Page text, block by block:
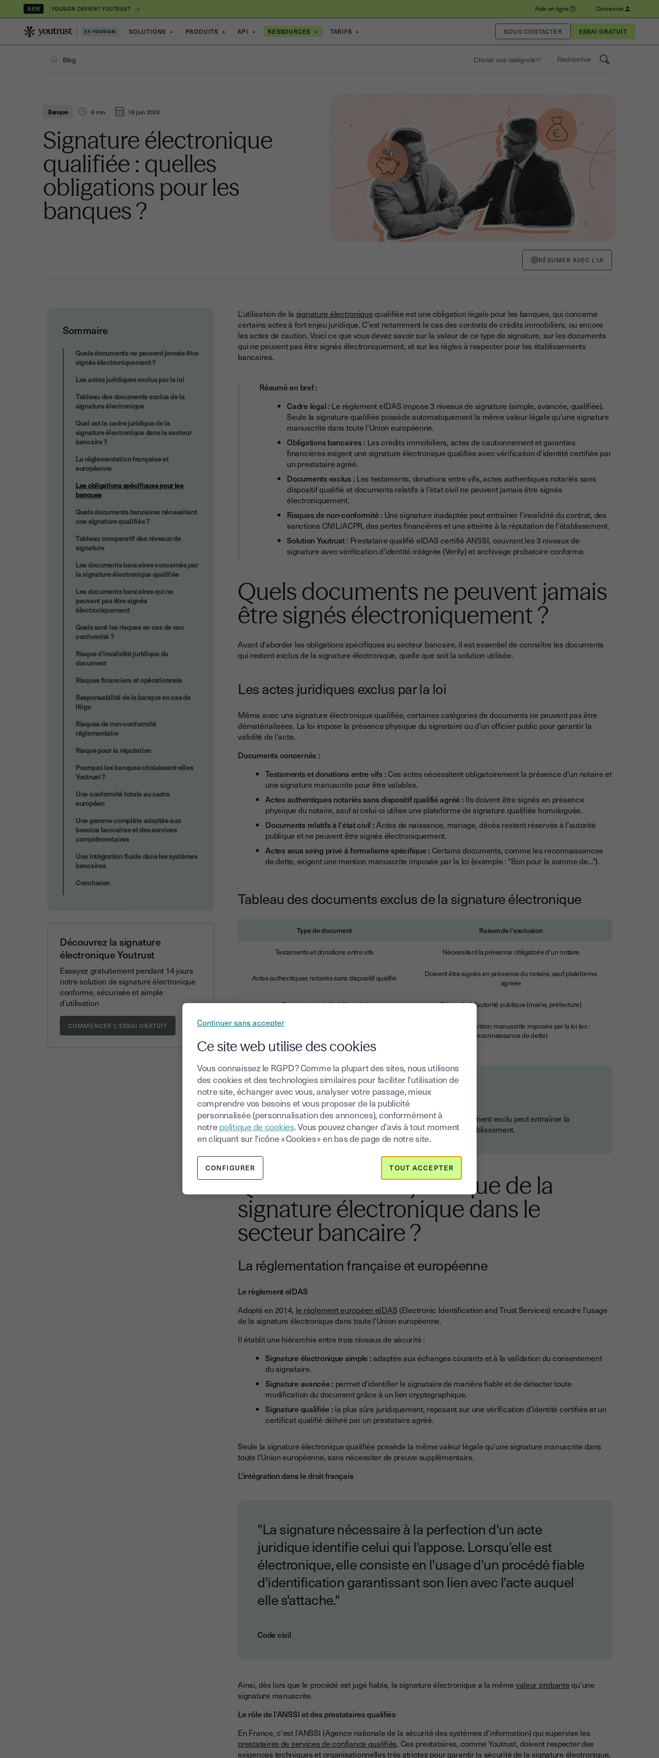
NEW YOUSIGN DEVIENT YOUTRUST Aide en ligne Connexion
SOLUTIONS + PRODUITS + API + RESSOURCES + TARIFS + NOUS CONTACTER
Blog Choisir une catégorie Saisissez un terme pour
Banque 6 min 16 juin 2026
Signature électronique
qualifiée : quelles
obligations pour les
banques ?
RÉSUMER AVEC L'IA
Sommaire
Les obligations spécifiques pour les
banques
Quels documents ne peuvent jamais être
signés électroniquement ?
Les actes juridiques exclus par la loi
Tableau des documents exclus de la
signature électronique
Quel est le cadre juridique de la
signature électronique dans le secteur
bancaire ?
La réglementation française et
européenne
Les obligations spécifiques pour les
banques
Quels documents bancaires nécessitent
une signature qualifiée ?
Tableau comparatif des niveaux de
signature
Les documents bancaires concernés par
la signature électronique qualifiée
Les documents bancaires qui ne
peuvent pas être signés
électroniquement
Quels sont les risques en cas de non
conformité ?
Risque d’invalidité juridique du
document
Risques financiers et opérationnels
Responsabilité de la banque en cas de
litige
Risques de non-conformité
réglementaire
Risque pour la réputation
Pourquoi les banques choisissent-elles
Youtrust ?
Une conformité totale au cadre
européen
Une gamme complète adaptée aux
besoins bancaires et des services
complémentaires
Une intégration fluide dans les systèmes
bancaires
Conclusion
Découvrez la signature
électronique Youtrust
Essayez gratuitement pendant 14 jours
notre solution de signature électronique
conforme, sécurisée et simple
d’utilisation
L'utilisation de la signature électroniquequalifiée est une obligation légale pour les banques, qui concerne
certains actes à fort enjeu juridique. C'est notamment le cas des contrats de crédits immobiliers, ou encore
les actes de caution. Voici ce que vous devez savoir sur la valeur de ce type de signature, sur les documents
qui ne peuvent pas être signés électroniquement, et sur les règles à respecter pour les établissements
bancaires.
Résumé en bref :
Cadre légal : Le règlement eIDAS impose 3 niveaux de signature (simple, avancée, qualifiée).
Seule la signature qualifiée possède automatiquement la même valeur légale qu'une signature
manuscrite dans toute l'Union européenne.
Obligations bancaires : Les crédits immobiliers, actes de cautionnement et garanties
financières exigent une signature électronique qualifiée avec vérification d'identité certifiée par
un prestataire agréé.
Documents exclus : Les testaments, donations entre vifs, actes authentiques notariés sans
dispositif qualifié et documents relatifs à l'état civil ne peuvent jamais être signés
électroniquement.
Risques de non-conformité : Une signature inadaptée peut entraîner l'invalidité du contrat, des
sanctions CNIL/ACPR, des pertes financières et une atteinte à la réputation de l'établissement.
Solution Youtrust: Prestataire qualifié eIDAS certifié ANSSI, couvrant les 3 niveaux de
signature avec vérification d'identité intégrée (Verify) et archivage probatoire conforme.
Quels documents ne peuvent jamais
être signés électroniquement ?
Avant d'aborder les obligations spécifiques au secteur bancaire, il est essentiel de connaître les documents
qui restent exclus de la signature électronique, quelle que soit la solution utilisée.
Les actes juridiques exclus par la loi
Même avec une signature électronique qualifiée, certaines catégories de documents ne peuvent pas être
dématérialisées. La loi impose la présence physique du signataire ou d'un officier public pour garantir la
validité de l'acte.
Documents concernés :
Testaments et donations entre vifs : Ces actes nécessitent obligatoirement la présence d'un notaire et
une signature manuscrite pour être valables.
Actes authentiques notariés sans dispositif qualifié agréé : Ils doivent être signés en présence
physique du notaire, sauf si celui-ci utilise une plateforme de signature qualifiée homologuée.
Documents relatifs à l'état civil :Actes de naissance, mariage, décès restent réservés à l'autorité
publique et ne peuvent être signés électroniquement.
Actes sous seing privé à formalisme spécifique : Certains documents, comme les reconnaissances
de dette, exigent une mention manuscrite imposée par la loi (exemple : "Bon pour la somme de...").
Tableau des documents exclus de la signature électronique
Type de document Raison de l'exclusion
Testaments et donations entre vifs Nécessitent la présence obligatoire d'un notaire
Actes authentiques notariés sans dispositif qualifié
Doivent être signés en présence du notaire, sauf plateforme
agréée
Documents relatifs à l'état civil Réservés à l'autorité publique (mairie, préfecture)
Actes sous seing privé à formalisme spécifique
Exigent une mention manuscrite imposée par la loi (ex :
reconnaissance de dette)
Attention :
Tenter de faire signer électroniquement un document légalement exclu peut entraîner la
nullité de l'acte et engager la responsabilité juridique de l'établissement.
Quel est le cadre juridique de la
signature électronique dans le
secteur bancaire ?
La réglementation française et européenne
Le règlement eIDAS
Adopté en 2014, le règlement européen eIDAS (Electronic Identification and Trust Services) encadre l'usage
de la signature électronique dans toute l'Union européenne.
Il établit une hiérarchie entre trois niveaux de sécurité :
Signature électronique simple :adaptée aux échanges courants et à la validation du consentement
du signataire.
Signature avancée : permet d'identifier le signataire de manière fiable et de détecter toute
modification du document grâce à un lien cryptographique.
Signature qualifiée : la plus sûre juridiquement, reposant sur une vérification d'identité certifiée et un
certificat qualifié délivré par un prestataire agréé.
Seule la signature électronique qualifiée possède la même valeur légale qu'une signature manuscrite dans
toute l'Union européenne, sans nécessiter de preuve supplémentaire.
L'intégration dans le droit français
"La signature nécessaire à la perfection d'un acte
juridique identifie celui qui l'appose. Lorsqu'elle est
électronique, elle consiste en l'usage d'un procédé fiable
d'identification garantissant son lien avec l'acte auquel
elle s'attache."
Code civil
Ainsi, dès lors que le procédé est jugé fiable, la signature électronique a la même valeur probantequ'une
signature manuscrite.
Le rôle de l'ANSSI et des prestataires qualifiés
En France, c'est l'ANSSI (Agence nationale de la sécurité des systèmes d'information) qui supervise les
prestataires de services de confiance qualifiés. Ces prestataires, comme Youtrust, doivent respecter des
exigences techniques et organisationnelles très strictes pour garantir la sécurité de la signature électronique,
Continuer sans accepter
Ce site web utilise des cookies
Vous connaissez le RGPD ? Comme la plupart des sites, nous utilisons
des cookies et des technologies similaires pour faciliter l'utilisation de
notre site, échanger avec vous, analyser votre passage, mieux
comprendre vos besoins et vous proposer de la publicité
personnalisée (personnalisation des annonces), conformément à
notrepolitique de cookies. Vous pouvez changer d’avis à tout moment
en cliquant sur l'icône « Cookies » en bas de page de notre site.
CONFIGURER TOUT ACCEPTER